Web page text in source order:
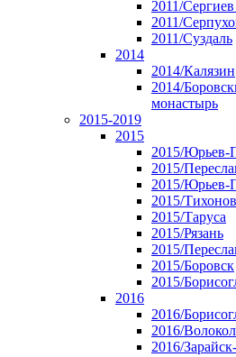
2011/
2011/
2011/Суздаль
2014
2014/Калязин
2014/
монастырь
2015-2019
2015
2015/Юрьев-
2015/
2015/Юрьев-
2015/
2015/Таруса
2015/Рязань
2015/
2015/Боровск
2015/
2016
2016/
2016/
2016/